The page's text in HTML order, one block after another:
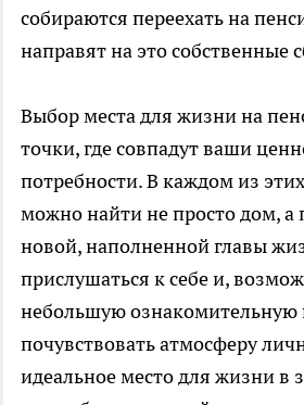
собираются переехать на
направят на это собственные
Выбор места для жизни на
точки, где совпадут ваши
потребности. В каждом из
можно найти не просто дом, а
новой, наполненной главы
прислушаться к себе и,
небольшую ознакомительную
почувствовать атмосферу
идеальное место для жизни в